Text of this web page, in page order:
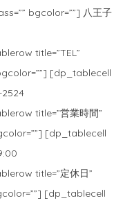
bgcolor=””] 八王子
title=”TEL”
[dp_tablecell
2524
title=”営業時間”
[dp_tablecell
title=”定休日”
[dp_tablecell